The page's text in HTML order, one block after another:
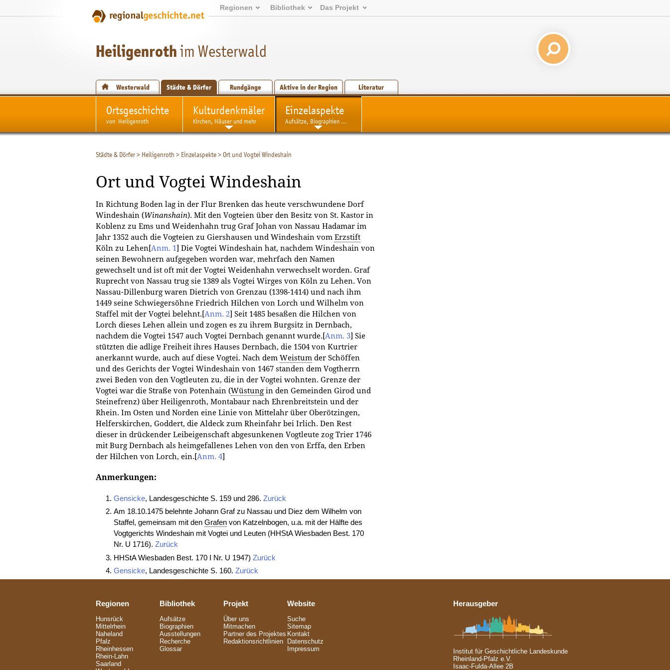
Regionen Bibliothek Das Projekt
Heiligenrothim Westerwald
Westerwald Städte & Dörfer Rundgänge Aktive in der Region Literatur
Ortsgeschichte
von Heiligenroth
Kulturdenkmäler
Kirchen, Häuser und mehr
Einzelaspekte
Aufsätze, Biographien ...
Städte & Dörfer> Heiligenroth > Einzelaspekte>Ort und Vogtei Windeshain
Ort und Vogtei Windeshain
In Richtung Boden lag in der Flur Brenken das heute verschwundene Dorf
Windeshain (Winanshain). Mit den Vogteien über den Besitz von St. Kastor in
Koblenz zu Ems und Weidenhahn trug Graf Johan von Nassau Hadamar im
Jahr 1352 auch die Vogteien zu Giershausen und Windeshain vom Erzstift
Köln zu Lehen[Anm. 1] Die Vogtei Windeshain hat, nachdem Windeshain von
seinen Bewohnern aufgegeben worden war, mehrfach den Namen
gewechselt und ist oft mit der Vogtei Weidenhahn verwechselt worden. Graf
Ruprecht von Nassau trug sie 1389 als Vogtei Wirges von Köln zu Lehen. Von
Nassau-Dillenburg waren Dietrich von Grenzau (1398-1414) und nach ihm
1449 seine Schwiegersöhne Friedrich Hilchen von Lorch und Wilhelm von
Staffel mit der Vogtei belehnt. [Anm. 2] Seit 1485 besaßen die Hilchen von
Lorch dieses Lehen allein und zogen es zu ihrem Burgsitz in Dernbach,
nachdem die Vogtei 1547 auch Vogtei Dernbach genannt wurde. [Anm. 3] Sie
stützten die adlige Freiheit ihres Hauses Dernbach, die 1504 von Kurtrier
anerkannt wurde, auch auf diese Vogtei. Nach dem Weistum der Schöffen
und des Gerichts der Vogtei Windeshain von 1467 standen dem Vogtherrn
zwei Beden von den Vogtleuten zu, die in der Vogtei wohnten. Grenze der
Vogtei war die Straße von Potenhain (Wüstung in den Gemeinden Girod und
Steinefrenz) über Heiligenroth, Montabaur nach Ehrenbreitstein und der
Rhein. Im Osten und Norden eine Linie von Mittelahr über Oberötzingen,
Helferskirchen, Goddert, die Aldeck zum Rheinfahr bei Irlich. Den Rest
dieser in drückender Leibeigenschaft abgesunkenen Vogtleute zog Trier 1746
mit Burg Dernbach als heimgefallenes Lehen von den von Erffa, den Erben
der Hilchen von Lorch, ein. [Anm. 4]
Anmerkungen:
Gensicke, Landesgeschichte S. 159 und 286. Zurück
Am 18.10.1475 belehnte Johann Graf zu Nassau und Diez dem Wilhelm von
Staffel, gemeinsam mit den Grafen von Katzelnbogen, u.a. mit der Hälfte des
Vogtgerichts Windeshain mit Vogtei und Leuten (HHStA Wiesbaden Best. 170
Nr. U 1716). Zurück
HHStA Wiesbaden Best. 170 I Nr. U 1947) Zurück
Gensicke, Landesgeschichte S. 160. Zurück
Regionen
Hunsrück
Mittelrhein
Naheland
Pfalz
Rheinhessen
Rhein-Lahn
Saarland
Bibliothek
Aufsätze
Biographien
Ausstellungen
Recherche
Glossar
Projekt
Über uns
Mitmachen
Partner des Projektes
Redaktionsrichtlinien
Website
Suche
Sitemap
Kontakt
Datenschutz
Impressum
Herausgeber
Institut für Geschichtliche Landeskunde
Rheinland-Pfalz e.V.
Isaac-Fulda-Allee 2B